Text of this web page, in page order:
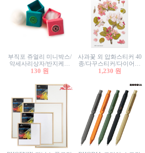
부직포 쥬얼리 미니박스/
악세사리상자/반지케이
스/반지상자/귀걸이상자/
130 원
사과꽃 외 압화스티커 40
종/다꾸스티커/다이어리
꾸미기/꽃스티커/자연물
1,230 원